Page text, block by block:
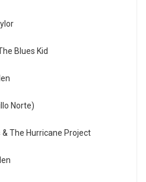
Blues Kid
Norte)
The Hurricane Project